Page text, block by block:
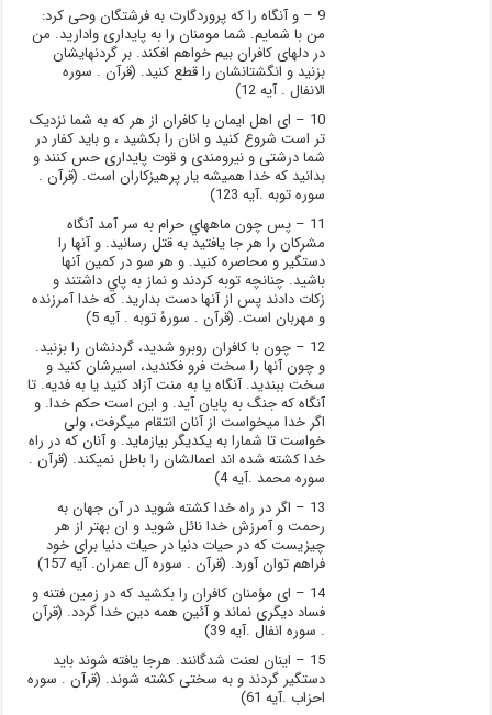
9 – و آنگاه را که پروردگارت به فرشتگان وحی کرد:
من با شمایم. شما مومنان را به پایداری وادارید. من
در دلهای کافران بیم خواهم افکند. بر گردنهایشان
بزنید و انگشتانشان را قطع کنید. (قرآن . سوره
الانفال . آیه 12)
10 – ای اهل ایمان با کافران از هر که به شما نزدیک
تر است شروع کنید و انان را بکشید ، و باید کفار در
شما درشتی و نیرومندی و قوت پایداری حس کنند و
بدانید که خدا همیشه یار پرهیزکاران است. (قرآن .
سوره توبه .آیه 123)
11 – پس چون ماههاي حرام به سر آمد آنگاه
مشركان را هر جا يافتيد به قتل رسانيد. و آنها را
دستگير و محاصره كنيد. و هر سو در كمين آنها
باشيد. چنانچه توبه كردند و نماز به پاي داشتند و
زكات دادند پس از آنها دست بداريد. كه خدا آمرزنده
و مهربان است. (قرآن . سورهُ توبه . آیه 5)
12 – چون با کافران روبرو شديد، گردنشان را بزنید.
و چون آنها را سخت فرو فکنديد، اسيرشان کنيد و
سخت ببنديد. آنگاه يا به منت آزاد کنيد یا به فدیه. تا
آنگاه که جنگ به پايان آيد. و اين است حکم خدا. و
اگر خدا ميخواست از آنان انتقام ميگرفت، ولی
خواست تا شمارا به یکدیگر بیازماید. و آنان که در راه
خدا کشته شده اند اعمالشان را باطل نميکند. (قرآن .
سوره محمد .آيه 4)
13 – اگر در راه خدا کشته شوید در آن جهان به
رحمت و آمرزش خدا نائل شوید و ان بهتر از هر
چیزیست که در حیات دنیا در حیات دنیا برای خود
فراهم توان آورد. (قرآن . سوره آل عمران. آیه 157)
14 – ای مؤمنان کافران را بکشید که در زمین فتنه و
فساد دیگری نماند و آئین همه دین خدا گردد. (قرآن
. سوره انفال .آیه 39)
15 – اینان لعنت شدگانند. هرجا یافته شوند باید
دستگیر گردند و به سختی کشته شوند. (قرآن . سوره
احزاب .آیه 61)